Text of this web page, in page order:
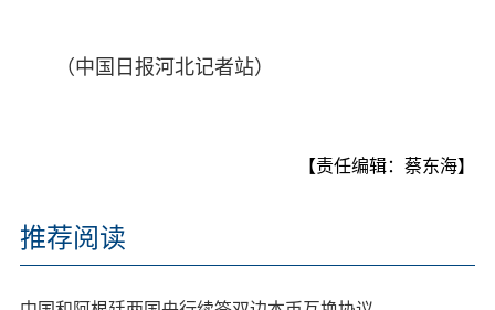
（中国日报河北记者站）
【责任编辑：蔡东海】
推荐阅读